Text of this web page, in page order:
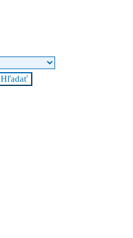
Hľadať